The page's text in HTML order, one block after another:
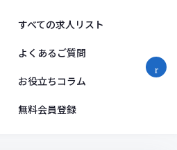
すべての求人リスト
よくあるご質問
お役立ちコラム
無料会員登録